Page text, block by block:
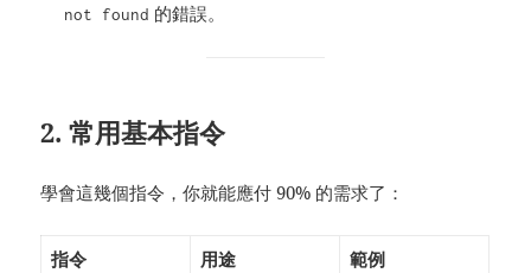
not found 的錯誤。
2. 常用基本指令
學會這幾個指令，你就能應付 90% 的需求了：
指令 用途 範例